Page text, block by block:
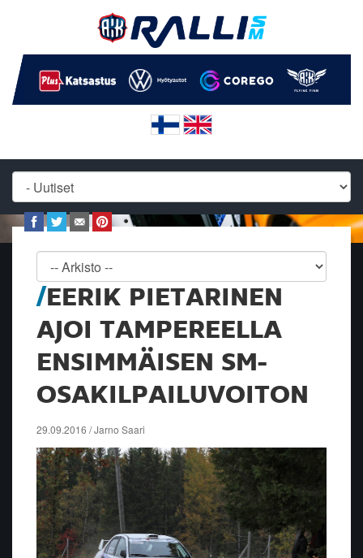
EERIK PIETARINEN
AJOI TAMPEREELLA
ENSIMMÄISEN SM-
OSAKILPAILUVOITON
29.09.2016 / Jarno Saari